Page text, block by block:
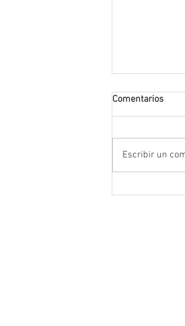
Comentarios
Escribir un